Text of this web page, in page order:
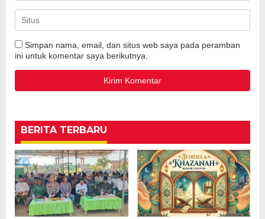
Simpan nama, email, dan situs web saya pada peramban
ini untuk komentar saya berikutnya.
BERITA TERBARU